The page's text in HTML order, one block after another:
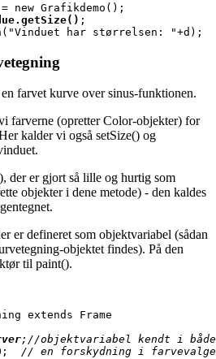
new Grafikdemo();
;
har størrelsen: "+d);
farvet kurve over sinus-funktionen.
farverne (opretter Color-objekter) for
kalder vi også setSize() og
der er gjort så lille og hurtig som
objekter i dene metode) - den kaldes
er defineret som objektvariabel (sådan
objektet findes). På den
til paint().
extends Frame
;//objektvariabel kendt i
// en forskydning i